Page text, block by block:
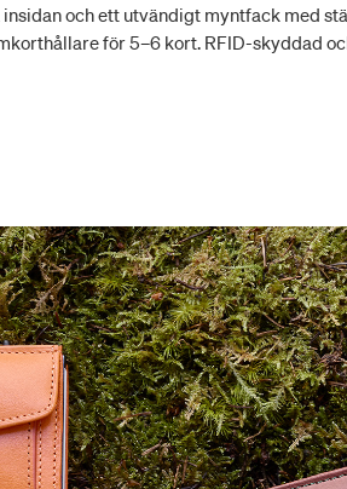
och ett utvändigt myntfack med
för 5–6 kort. RFID-skyddad